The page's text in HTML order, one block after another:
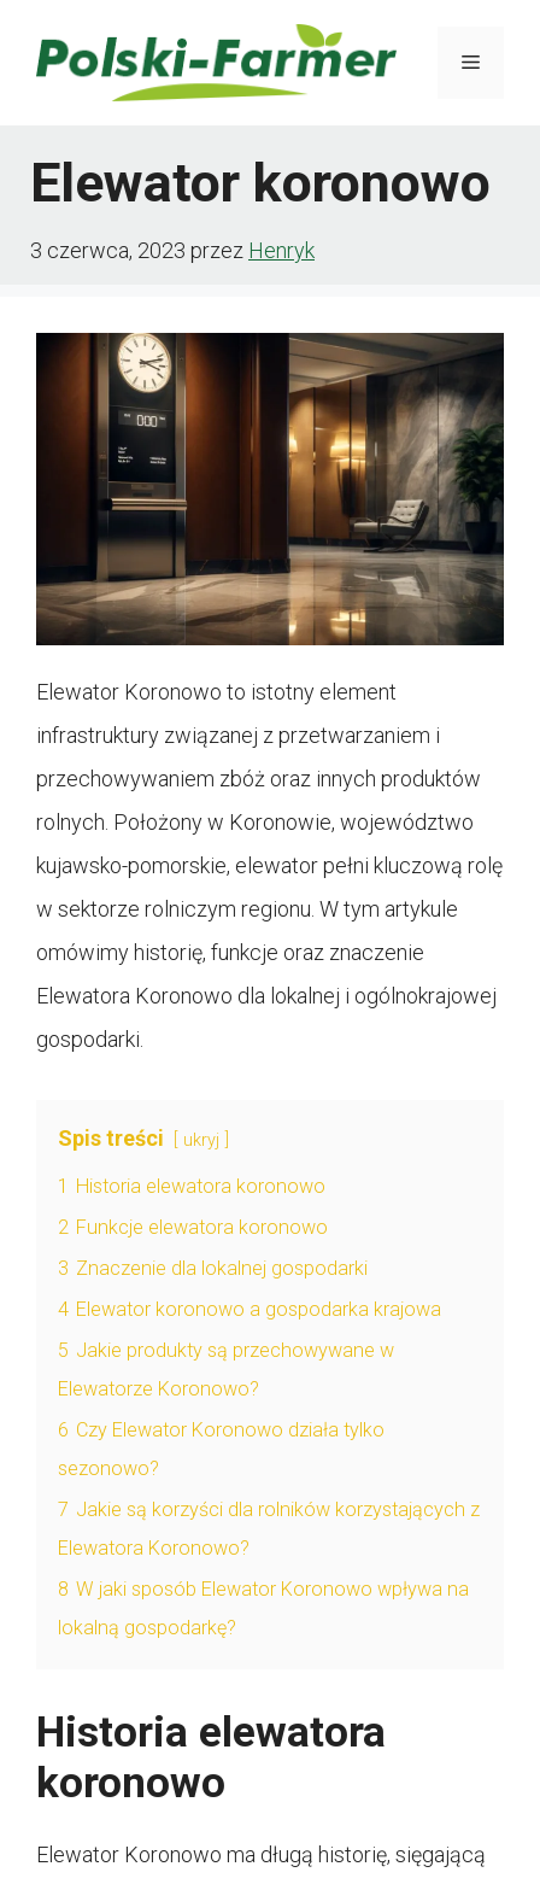
Menu
Elewator koronowo
3 czerwca, 2023 przez Henryk
Elewator Koronowo to istotny element
infrastruktury związanej z przetwarzaniem i
przechowywaniem zbóż oraz innych produktów
rolnych. Położony w Koronowie, województwo
kujawsko-pomorskie, elewator pełni kluczową rolę
w sektorze rolniczym regionu. W tym artykule
omówimy historię, funkcje oraz znaczenie
Elewatora Koronowo dla lokalnej i ogólnokrajowej
gospodarki.
Spis treści ukryj
1
Historia elewatora koronowo
2 Funkcje elewatora koronowo
3 Znaczenie dla lokalnej gospodarki
4 Elewator koronowo a gospodarka krajowa
5 Jakie produkty są przechowywane w
Elewatorze Koronowo?
6 Czy Elewator Koronowo działa tylko
sezonowo?
7 Jakie są korzyści dla rolników korzystających z
Elewatora Koronowo?
8 W jaki sposób Elewator Koronowo wpływa na
lokalną gospodarkę?
Historia elewatora
koronowo
Elewator Koronowo ma długą historię, sięgającą